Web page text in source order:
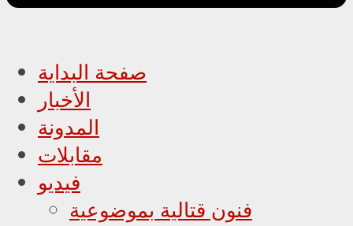
صفحة البداية
الأخبار
المدونة
مقابلات
فيديو
فنون قتالية بموضوعية